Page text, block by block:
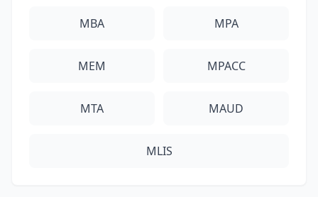
MBA MPA
MEM MPACC
MTA MAUD
MLIS